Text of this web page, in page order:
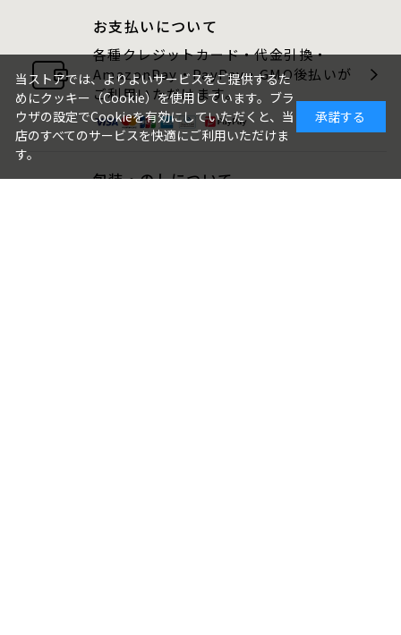
お支払いについて
各種クレジットカード・代金引換・
AmazonPay・PayPay・GMO後払いが
ご利用いただけます。
包装・のしについて
当ストアでは、よりよいサービスをご提供するた
めにクッキー（Cookie）を使用しています。ブラ
ウザの設定でCookieを有効にしていただくと、当
店のすべてのサービスを快適にご利用いただけま
す。
承諾する